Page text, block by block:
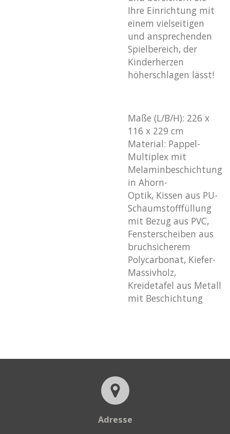
Ihre Einrichtung mit
einem vielseitigen
und ansprechenden
Spielbereich, der
Kinderherzen
höherschlagen lässt!
Maße (L/B/H): 226 x
116 x 229 cm
Material: Pappel-
Multiplex mit
Melaminbeschichtung
in Ahorn-
Optik, Kissen aus PU-
Schaumstofffüllung
mit Bezug aus PVC,
Fensterscheiben aus
bruchsicherem
Polycarbonat, Kiefer-
Massivholz,
Kreidetafel aus Metall
mit Beschichtung
Adresse